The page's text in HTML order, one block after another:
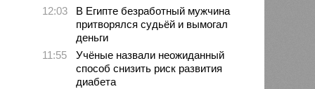
12:03
В Египте безработный мужчина
притворялся судьёй и вымогал
деньги
11:55
Учёные назвали неожиданный
способ снизить риск развития
диабета